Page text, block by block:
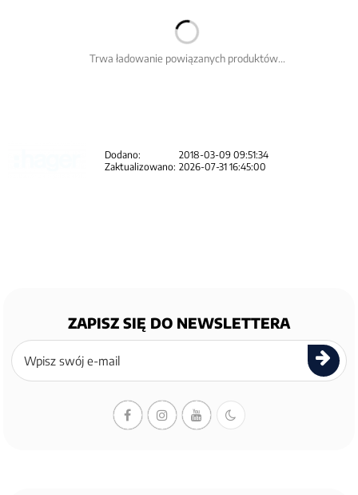
Trwa ładowanie powiązanych produktów...
Dodano:
2018-03-09 09:51:34
Zaktualizowano: 2026-07-31 16:45:00
ZAPISZ SIĘ DO NEWSLETTERA
Zapisz
się
newslettera